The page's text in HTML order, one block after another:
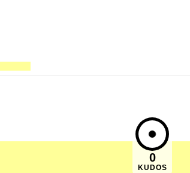
0
KUDOS